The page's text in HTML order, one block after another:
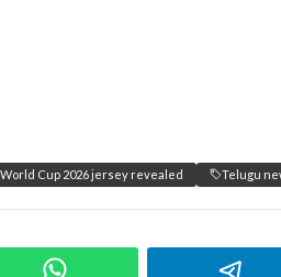
Cup 2026 jersey revealed Telugu